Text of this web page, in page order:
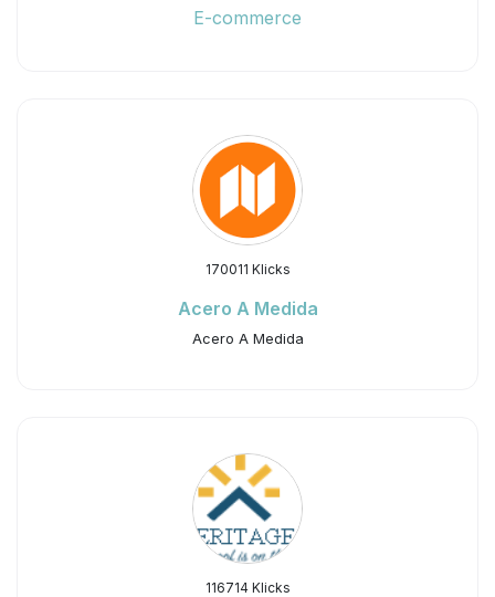
E-commerce
170011 Klicks
Acero A Medida
Acero A Medida
116714 Klicks